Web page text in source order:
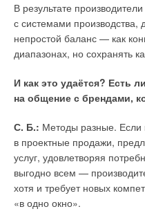
В результате
с системами производства,
непростой баланс — как
диапазонах, но сохранять
И как это удаётся? Есть
на общение с брендами,
С. Б.: Методы разные. Если
в проектные продажи,
услуг, удовлетворяя
выгодно всем —
хотя и требует новых
«в одно окно».
многороторные ВЭУ на
больше энергии, чем
«При изучении ряда
многороторных ВЭУ мы
конструкцией является
роторами,
от друга. Последнее
турбулентности далее
и более быстрой
ветроустановками», —
Читайте по теме:
вечность, от одного до
когда чихнёшь: знаешь,
длится целую вечность, а
до пятидесяти процентов
По его словам, мир вот-вот
тех использующих
не смогут своевременно
росту выбросов
число экспертов в области
мнении.